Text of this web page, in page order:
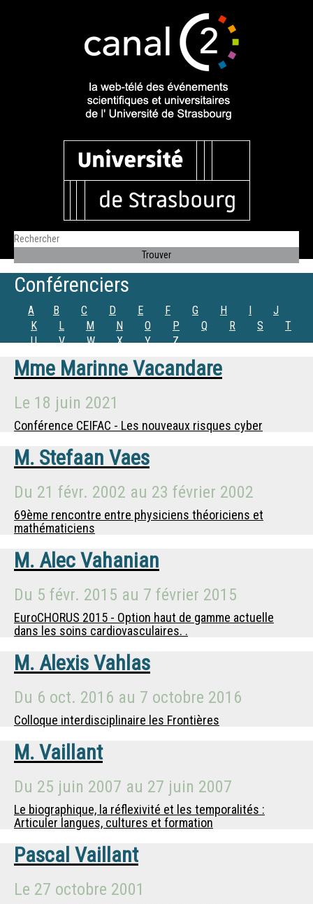
Conférenciers
A B C D E F G H I
J
K
L M N O P Q R S
T
U
V W X Y Z
Mme Marinne Vacandare
Le 18 juin 2021
Conférence CEIFAC - Les nouveaux risques cyber
M. Stefaan Vaes
Du 21 févr. 2002 au 23 février 2002
69ème rencontre entre physiciens théoriciens et
mathématiciens
M. Alec Vahanian
Du 5 févr. 2015 au 7 février 2015
EuroCHORUS 2015 - Option haut de gamme actuelle
dans les soins cardiovasculaires. .
M. Alexis Vahlas
Du 6 oct. 2016 au 7 octobre 2016
Colloque interdisciplinaire les Frontières
M. Vaillant
Du 25 juin 2007 au 27 juin 2007
Le biographique, la réflexivité et les temporalités :
Articuler langues, cultures et formation
Pascal Vaillant
Le 27 octobre 2001